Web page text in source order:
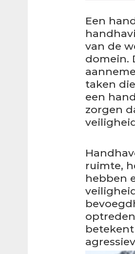
Een
van de
domein.
taken
een
zorgen
ruimte,
hebben